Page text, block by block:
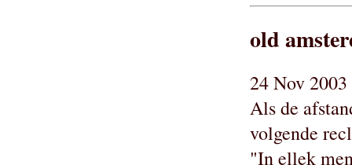
old
24 Nov
Als de
volgende
"In ellek